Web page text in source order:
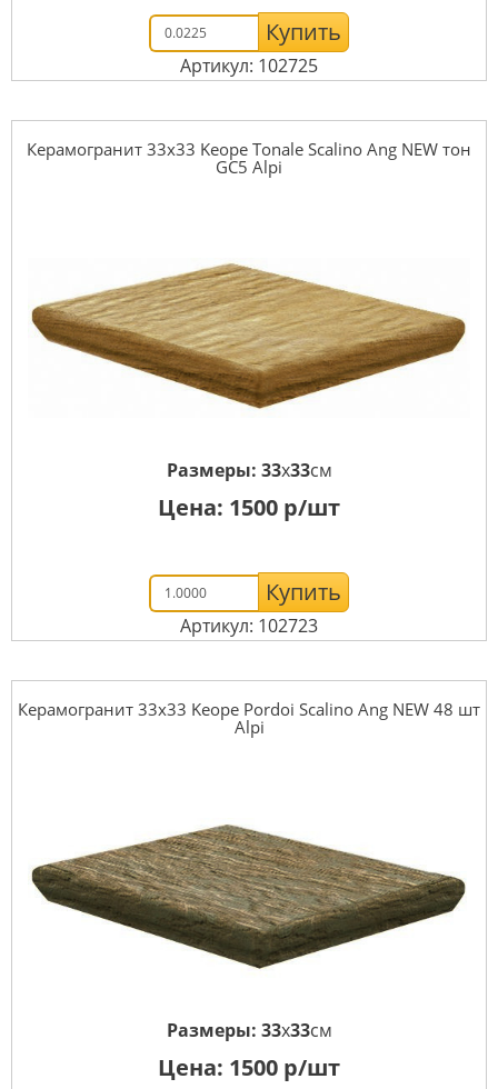
Купить
Артикул: 102725
Керамогранит 33x33 Keope Tonale Scalino Ang NEW тон
GC5 Alpi
Размеры: 33x33см
Цена: 1500 р/шт
Купить
Артикул: 102723
Керамогранит 33x33 Keope Pordoi Scalino Ang NEW 48 шт
Alpi
Размеры: 33x33см
Цена: 1500 р/шт